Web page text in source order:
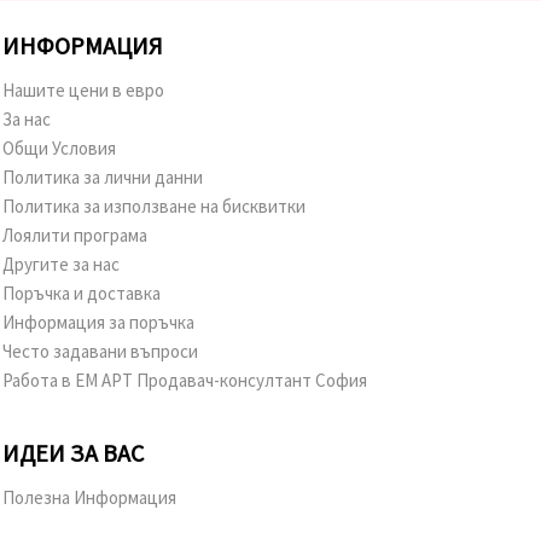
ИНФОРМАЦИЯ
Нашите цени в евро
За нас
Общи Условия
Политика за лични данни
Политика за използване на бисквитки
Лоялити програма
Другите за нас
Поръчка и доставка
Информация за поръчка
Често задавани въпроси
Работа в ЕМ АРТ Продавач-консултант София
ИДЕИ ЗА ВАС
Полезна Информация